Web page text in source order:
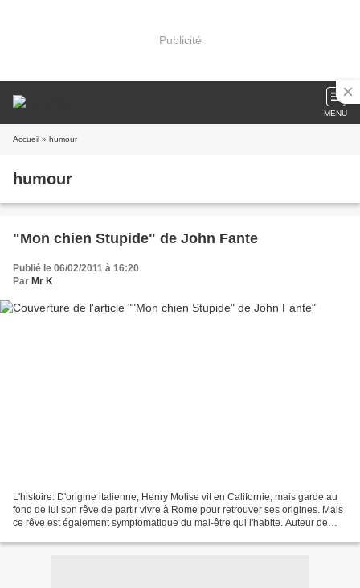
Publicité
MENU
Accueil » humour
humour
"Mon chien Stupide" de John Fante
Publié le 06/02/2011 à 16:20
Par Mr K
L'histoire: D'origine italienne, Henry Molise vit en Californie, mais garde au
fond de lui son rêve de partir vivre à Rome pour retrouver ses origines. Mais
ce rêve est également symptomatique du mal-être qui l'habite. Auteur de